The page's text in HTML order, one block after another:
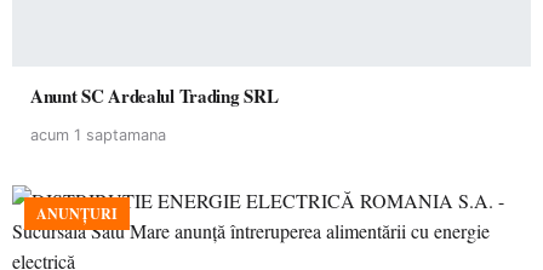
Anunt SC Ardealul Trading SRL
acum 1 saptamana
ANUNȚURI